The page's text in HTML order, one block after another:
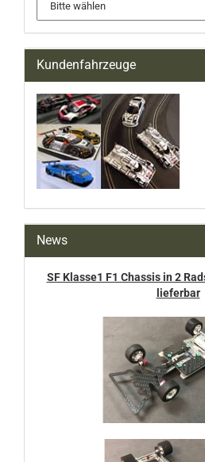
Kundenfahrzeuge
News
SF Klasse1 F1 Chassis in 2
lieferbar